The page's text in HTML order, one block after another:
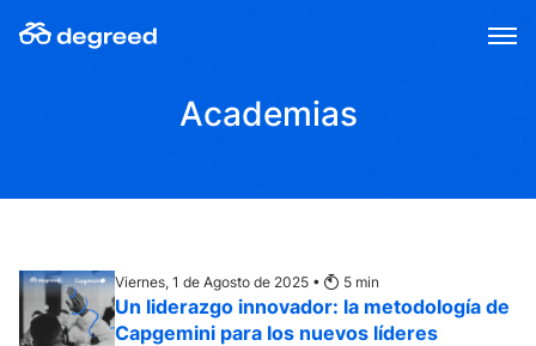
Academias
Viernes, 1 de Agosto de 2025 • 5 min
Un liderazgo innovador: la metodología de
Capgemini para los nuevos líderes